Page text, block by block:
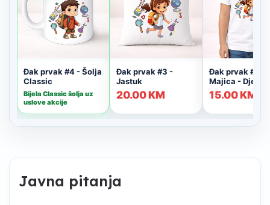
Javna pitanja